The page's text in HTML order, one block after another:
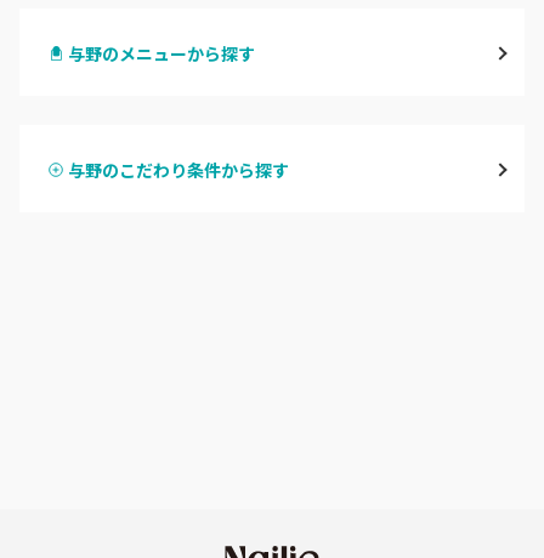
ふじみ野・鶴瀬・上福岡
与野のメニューから探す
与野のこだわり条件から探す